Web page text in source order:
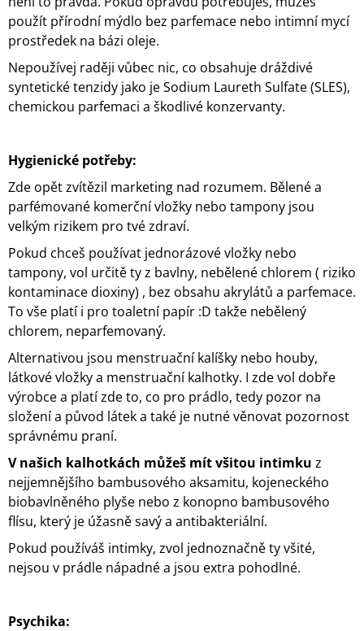
použít přírodní mýdlo bez parfemace nebo intimní mycí
prostředek na bázi oleje.
Nepoužívej raději vůbec nic, co obsahuje dráždivé
syntetické tenzidy jako je Sodium Laureth Sulfate (SLES),
chemickou parfemaci a škodlivé konzervanty.
Hygienické potřeby:
Zde opět zvítězil marketing nad rozumem. Bělené a
parfémované komerční vložky nebo tampony jsou
velkým rizikem pro tvé zdraví.
Pokud chceš používat jednorázové vložky nebo
tampony, vol určitě ty z bavlny, nebělené chlorem ( riziko
kontaminace dioxiny) , bez obsahu akrylátů a parfemace.
To vše platí i pro toaletní papír :D takže nebělený
chlorem, neparfemovaný.
Alternativou jsou menstruační kalíšky nebo houby,
látkové vložky a menstruační kalhotky. I zde vol dobře
výrobce a platí zde to, co pro prádlo, tedy pozor na
složení a původ látek a také je nutné věnovat pozornost
správnému praní.
V našich kalhotkách můžeš mít všitou intimku z
nejjemnějšího bambusového aksamitu, kojeneckého
biobavlněného plyše nebo z konopno bambusového
flísu, který je úžasně savý a antibakteriální.
Pokud používáš intimky, zvol jednoznačně ty všité,
nejsou v prádle nápadné a jsou extra pohodlné.
Psychika: